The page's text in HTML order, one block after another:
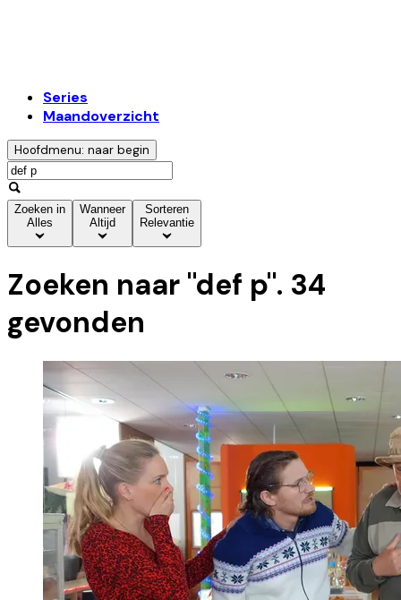
Series
Maandoverzicht
Hoofdmenu: naar begin
Zoeken in
Alles
Wanneer
Altijd
Sorteren
Relevantie
Zoeken naar "def p". 34
gevonden